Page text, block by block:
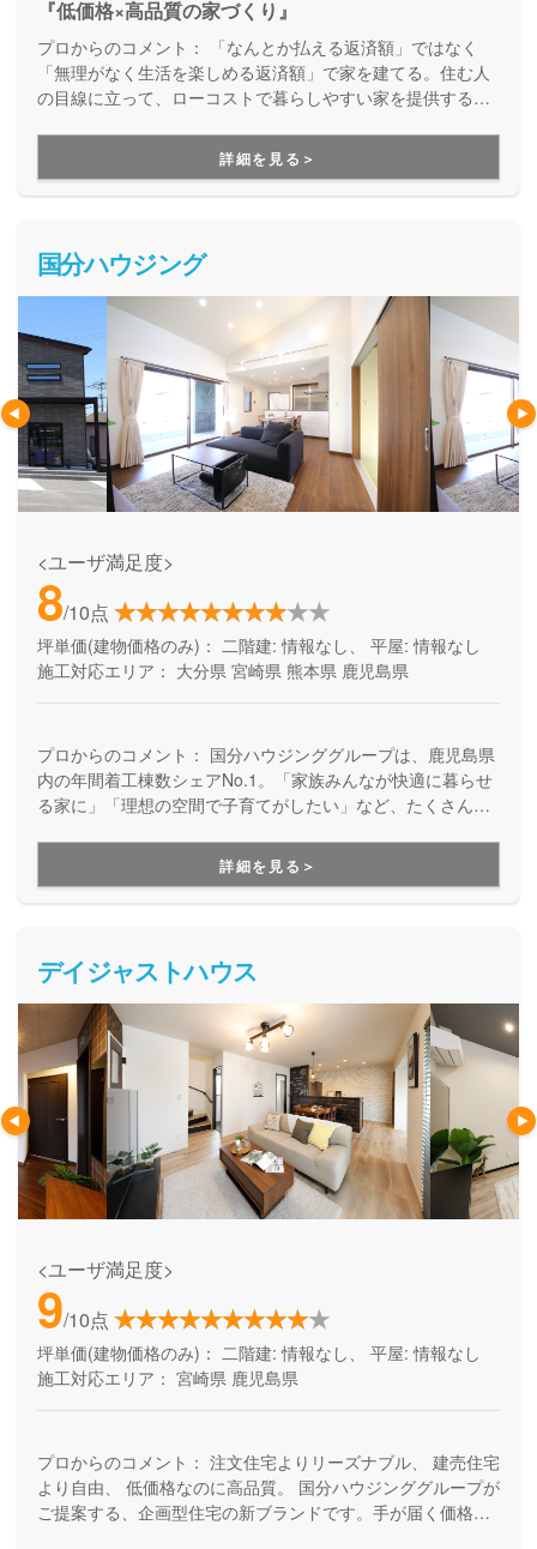
『低価格×高品質の家づくり』
プロからのコメント：
「なんとか払える返済額」ではなく
「無理がなく生活を楽しめる返済額」で家を建てる。住む人
の目線に立って、ローコストで暮らしやすい家を提供する住
品質をバランス良く叶えてくれます。お金のことが不安な
方、興味はあるけど一歩踏み出せずにいる方にも、まずは訪
れていただきたい住宅メーカーです。
詳細を見る＞
国分ハウジング
<ユーザ満足度>
8/10点
坪単価(建物価格のみ)： 二階建: 情報なし、 平屋: 情報なし
施工対応エリア： 大分県 宮崎県 熊本県 鹿児島県
プロからのコメント： 国分ハウジンググループは、鹿児島県
内の年間着工棟数シェアNo.1。「家族みんなが快適に暮らせ
る家に」「理想の空間で子育てがしたい」など、たくさんの
があります。この住宅ブランドでは、月々5万円台から、自己
資金0円からでも叶う家づくりを提案しています。土地探しや
資金計画のご相談から、理想の家づくりのすべてをお手伝い
詳細を見る＞
デイジャストハウス
<ユーザ満足度>
9/10点
坪単価(建物価格のみ)： 二階建: 情報なし、 平屋: 情報なし
施工対応エリア： 宮崎県 鹿児島県
プロからのコメント： 注文住宅よりリーズナブル、 建売住宅
より自由、 低価格なのに高品質。 国分ハウジンググループが
ご提案する、企画型住宅の新ブランドです。手が届く価格